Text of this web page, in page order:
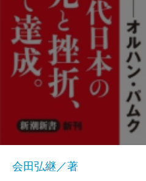
会田弘継／著